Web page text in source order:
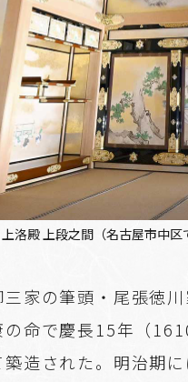
洛殿 上段之間（名古屋市中
家の筆頭・尾張徳
の命で慶長15年（
造された。明治期